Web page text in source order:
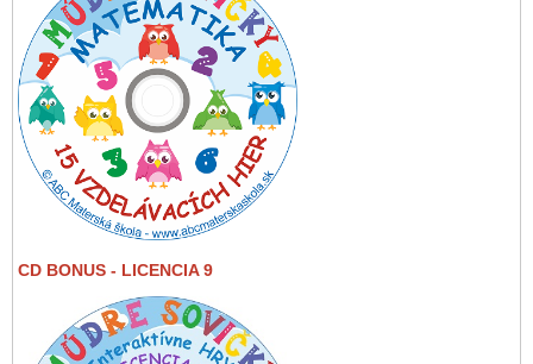
CD BONUS - LICENCIA 9